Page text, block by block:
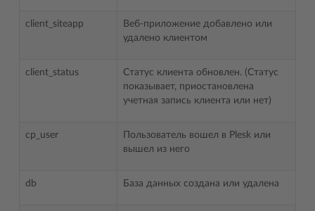
client_siteapp
Веб-приложение добавлено или
удалено клиентом
client_status
Статус клиента обновлен. (Статус
показывает, приостановлена
учетная запись клиента или нет)
cp_user
Пользователь вошел в Plesk или
вышел из него
db База данных создана или удалена